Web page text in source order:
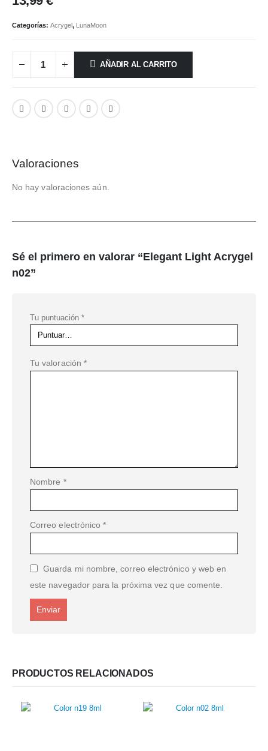
Categorías: Acrygel, LunaMoon
AÑADIR AL CARRITO
Valoraciones
No hay valoraciones aún.
Sé el primero en valorar “Elegant Light Acrygel
n02”
Tu puntuación *
Tu valoración *
Nombre *
Correo electrónico*
Guarda mi nombre, correo electrónico y web en
este navegador para la próxima vez que comente.
PRODUCTOS RELACIONADOS